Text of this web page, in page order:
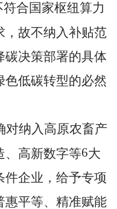
合国家枢纽算力
，故不纳入补贴范
碳决策部署的具体
色低碳转型的必然
对纳入高原农畜产
、高新数字等6大
件企业，给予专项
惠平等、精准赋能